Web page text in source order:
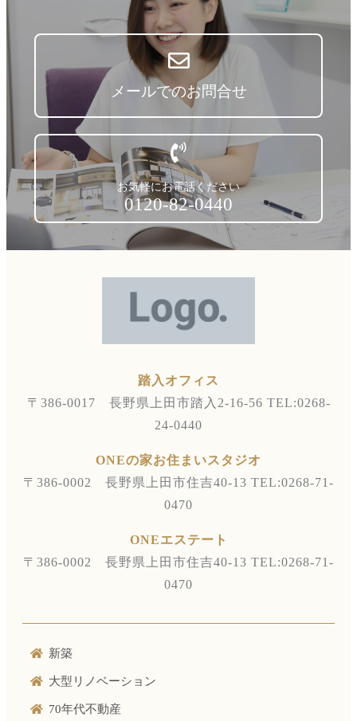
メールでのお問合せ
お気軽にお電話ください
0120-82-0440
踏入オフィス
〒386-0017 長野県上田市踏入2-16-56 TEL:0268-
24-0440
ONEの家お住まいスタジオ
〒386-0002 長野県上田市住吉40-13 TEL:0268-71-
0470
ONEエステート
〒386-0002 長野県上田市住吉40-13 TEL:0268-71-
0470
新築
大型リノベーション
70年代不動産